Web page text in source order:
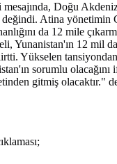
Doğu
Atina yönetimin
da 12 mile
Yunanistan'ın 12 mil
Yükselen
sorumlu olacağını
gitmiş olacaktır."